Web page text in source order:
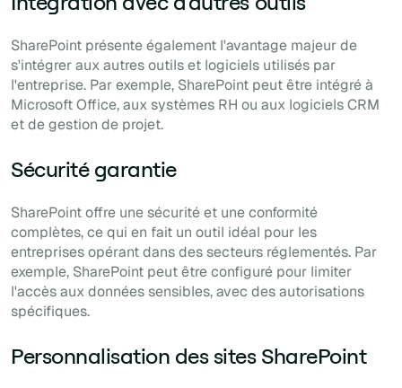
SharePoint présente également l'avantage majeur de
s'intégrer aux autres outils et logiciels utilisés par
l'entreprise. Par exemple, SharePoint peut être intégré à
Microsoft Office, aux systèmes RH ou aux logiciels CRM
et de gestion de projet.
Sécurité garantie
SharePoint offre une sécurité et une conformité
complètes, ce qui en fait un outil idéal pour les
entreprises opérant dans des secteurs réglementés. Par
exemple, SharePoint peut être configuré pour limiter
l'accès aux données sensibles, avec des autorisations
spécifiques.
Personnalisation des sites SharePoint